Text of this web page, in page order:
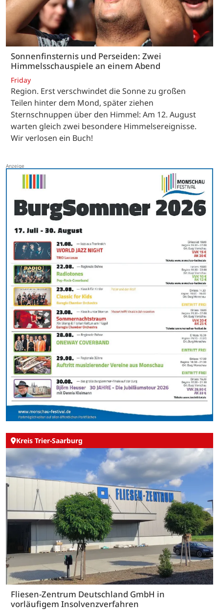
Sonnenfinsternis und Perseiden: Zwei
Himmelsschauspiele an einem Abend
Friday
Region. Erst verschwindet die Sonne zu großen
Teilen hinter dem Mond, später ziehen
Sternschnuppen über den Himmel: Am 12. August
warten gleich zwei besondere Himmelsereignisse.
Wir verlosen ein Buch!
Kreis Trier-Saarburg
Fliesen-Zentrum Deutschland GmbH in
vorläufigem Insolvenzverfahren